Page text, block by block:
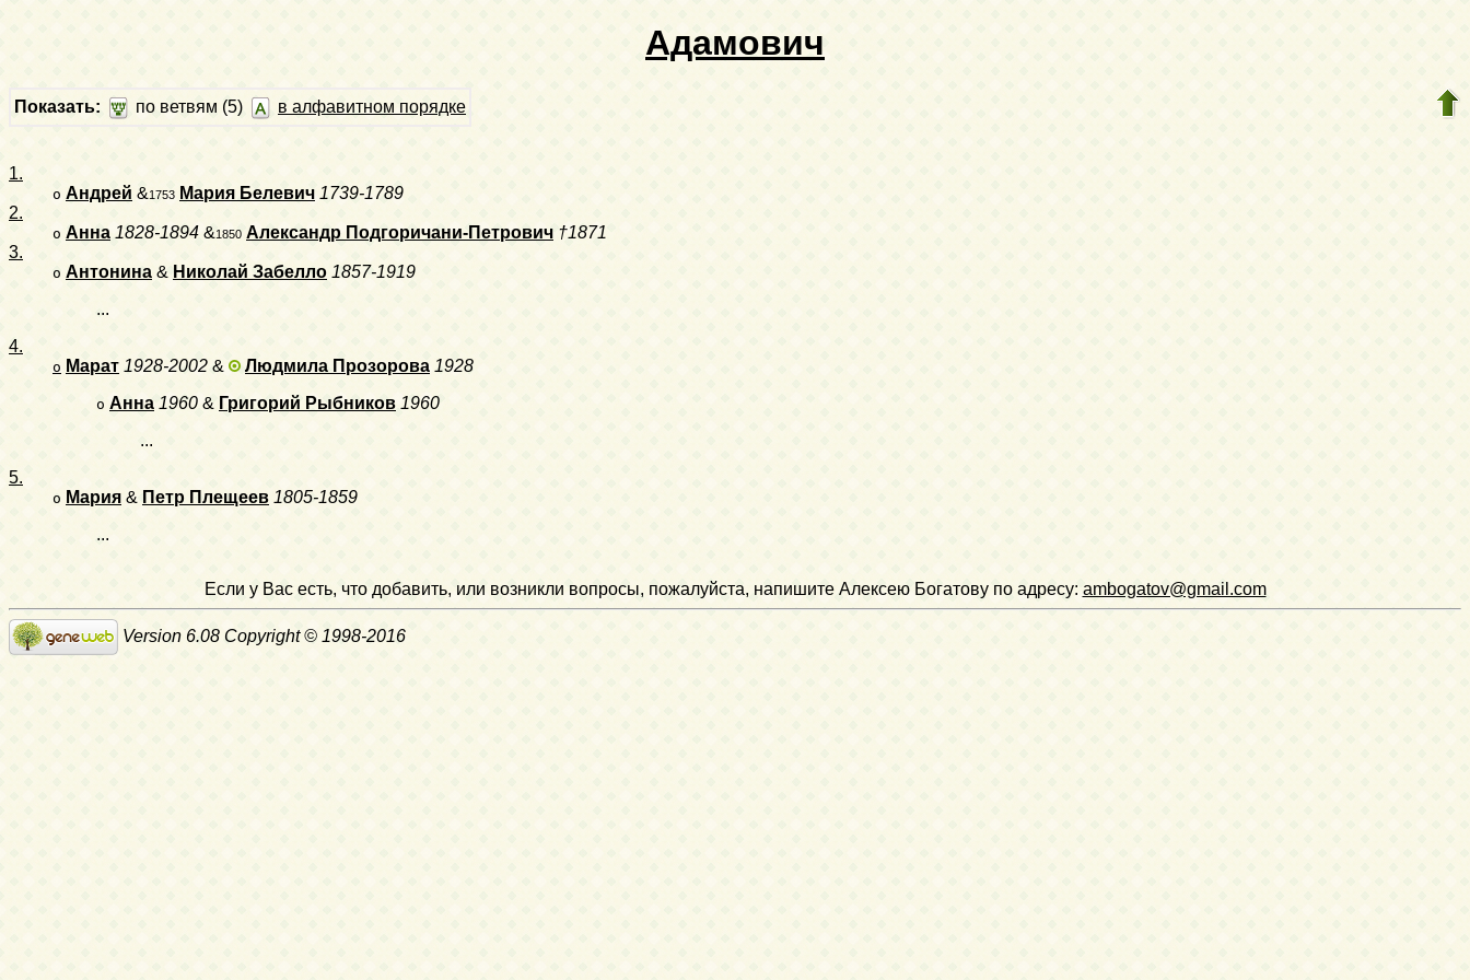
Адамович
Показать: по ветвям (5) в алфавитном порядке
1.
o Андрей &1753 Мария Белевич 1739-1789
2.
o Анна 1828-1894 &1850 Александр Подгоричани-Петрович †1871
3.
o Антонина & Николай Забелло 1857-1919
...
4.
o Марат 1928-2002 & Людмила Прозорова 1928
o Анна 1960 & Григорий Рыбников 1960
...
5.
o Мария & Петр Плещеев 1805-1859
...
Если у Вас есть, что добавить, или возникли вопросы, пожалуйста, напишите Алексею Богатову по адресу: ambogatov@gmail.com
Version 6.08 Copyright © 1998-2016